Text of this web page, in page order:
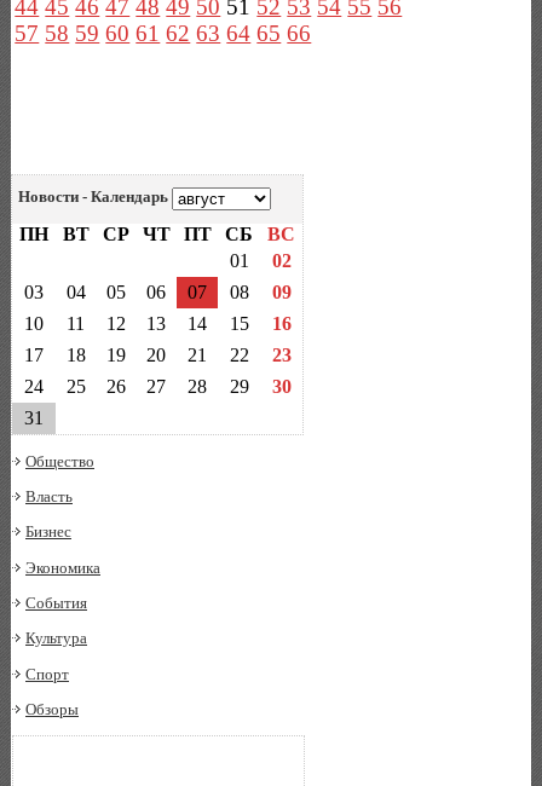
44 45 46 47 48 49 50 51 52 53 54 55 56
57 58 59 60 61 62 63 64 65 66
Новости - Календарь
ПН ВТ СР ЧТ ПТ СБ
ВС
01
02
03
04 05 06 07 08
09
10
11 12 13 14 15
16
17
18 19 20 21 22
23
24
25 26 27 28 29
30
31
Общество
Власть
Бизнес
Экономика
События
Культура
Спорт
Обзоры